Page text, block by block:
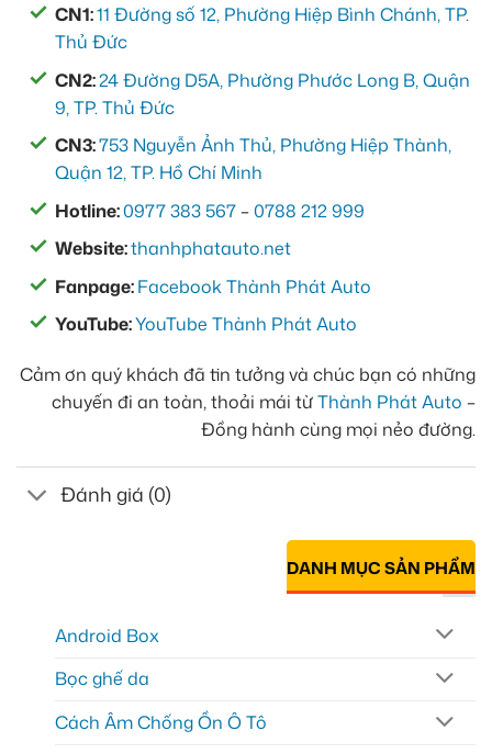
CN1:11 Đường số 12, Phường Hiệp Bình Chánh, TP.
Thủ Đức
CN2:24 Đường D5A, Phường Phước Long B, Quận
9, TP. Thủ Đức
CN3:753 Nguyễn Ảnh Thủ, Phường Hiệp Thành,
Quận 12, TP. Hồ Chí Minh
Hotline:0977 383 567 –0788 212 999
Website:thanhphatauto.net
Fanpage:Facebook Thành Phát Auto
YouTube:YouTube Thành Phát Auto
Cảm ơn quý khách đã tin tưởng và chúc bạn có những
chuyến đi an toàn, thoải mái từThành Phát Auto –
Đồng hành cùng mọi nẻo đường.
Đánh giá (0)
DANH MỤC SẢN PHẨM
Android Box
Bọc ghế da
Cách Âm Chống Ồn Ô Tô